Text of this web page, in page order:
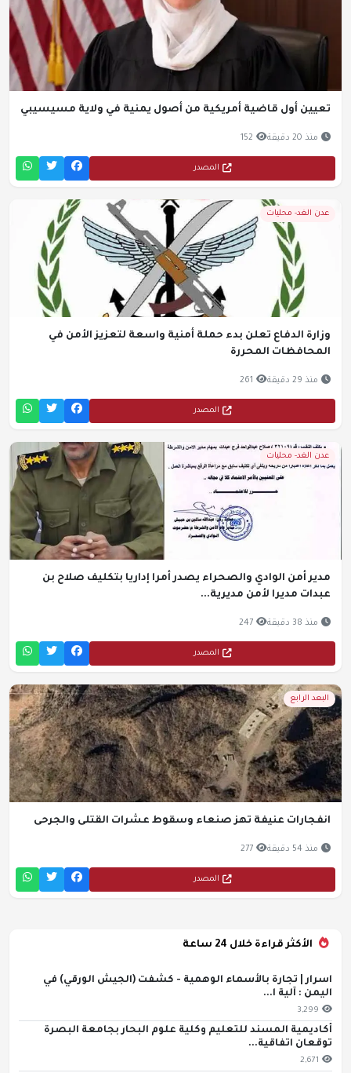
تعيين أول قاضية أمريكية من أصول يمنية في ولاية مسيسيبي
منذ 20 دقيقة 152
المصدر
عدن الغد- محليات
وزارة الدفاع تعلن بدء حملة أمنية واسعة لتعزيز الأمن في
المحافظات المحررة
منذ 29 دقيقة 261
المصدر
عدن الغد- محليات
مدير أمن الوادي والصحراء يصدر أمرا إداريا بتكليف صلاح بن
عبدات مديرا لأمن مديرية...
منذ 38 دقيقة 247
المصدر
البعد الرابع
انفجارات عنيفة تهز صنعاء وسقوط عشرات القتلى والجرحى
منذ 54 دقيقة 277
المصدر
الأكثر قراءة خلال 24 ساعة
اسرار | تجارة بالأسماء الوهمية - كشفت (الجيش الورقي) في
اليمن : آلية ا...
3,299
أكاديمية المسند للتعليم وكلية علوم البحار بجامعة البصرة
توقعان اتفاقية...
2,671